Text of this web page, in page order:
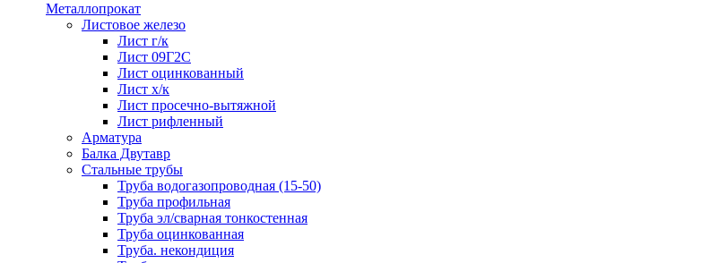
Металлопрокат
Листовое железо
Лист г/к
Лист 09Г2С
Лист оцинкованный
Лист х/к
Лист просечно-вытяжной
Лист рифленный
Арматура
Балка Двутавр
Стальные трубы
Труба водогазопроводная (15-50)
Труба профильная
Труба эл/сварная тонкостенная
Труба оцинкованная
Труба. некондиция